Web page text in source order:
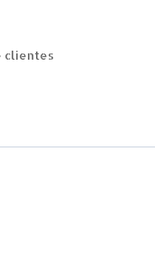
clientes